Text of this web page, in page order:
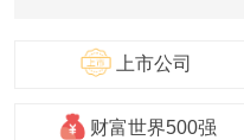
上市公司
财富世界500强